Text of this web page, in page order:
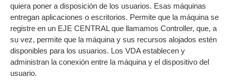
quiera poner a disposición de los usuarios. Esas máquinas
entregan aplicaciones o escritorios. Permite que la máquina se
registre en un EJE CENTRAL que llamamos Controller, que, a
su vez, permite que la máquina y sus recursos alojados estén
disponibles para los usuarios. Los VDA establecen y
administran la conexión entre la máquina y el dispositivo del
usuario.